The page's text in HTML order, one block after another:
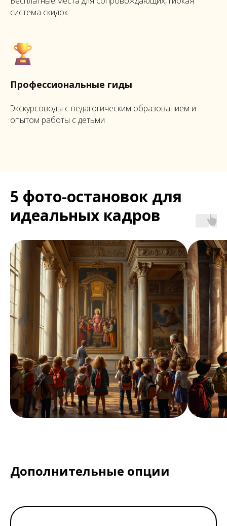
система скидок
Профессиональные гиды
Экскурсоводы с педагогическим образованием и
опытом работы с детьми
5 фото-остановок для
идеальных кадров
Дополнительные опции